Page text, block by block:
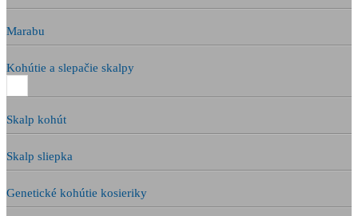
Marabu
Kohútie a slepačie skalpy
Skalp kohút
Skalp sliepka
Genetické kohútie kosieriky